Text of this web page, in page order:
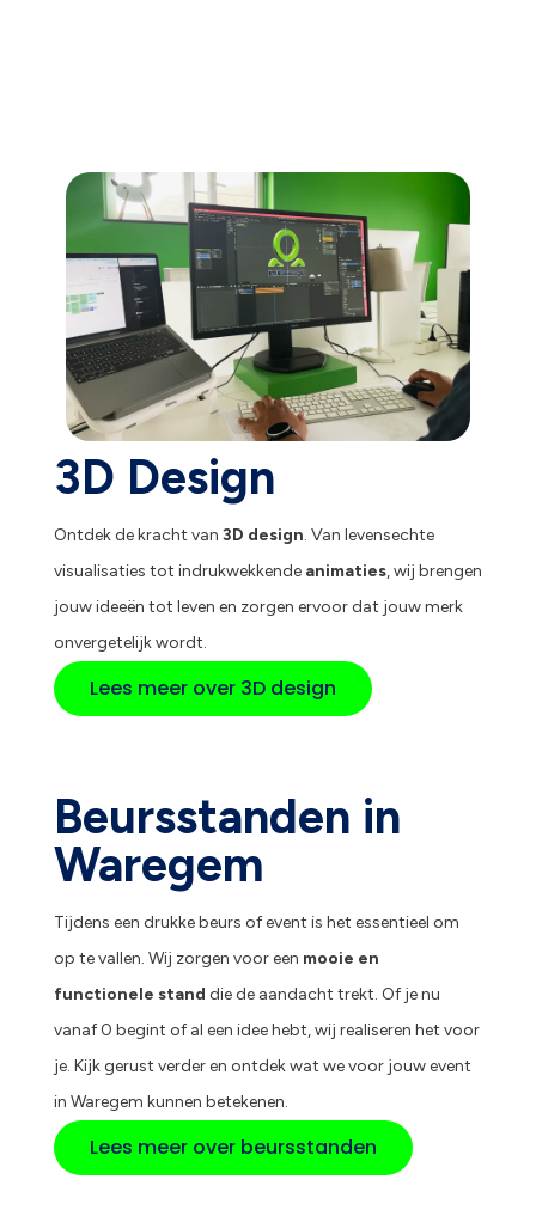
3D Design
Ontdek de kracht van 3D design. Van levensechte
visualisaties tot indrukwekkende animaties, wij brengen
jouw ideeën tot leven en zorgen ervoor dat jouw merk
onvergetelijk wordt.
Lees meer over 3D design
Beursstanden in
Waregem
Tijdens een drukke beurs of event is het essentieel om
op te vallen. Wij zorgen voor een mooie en
functionele stand die de aandacht trekt. Of je nu
vanaf 0 begint of al een idee hebt, wij realiseren het voor
je. Kijk gerust verder en ontdek wat we voor jouw event
in Waregem kunnen betekenen.
Lees meer over beursstanden